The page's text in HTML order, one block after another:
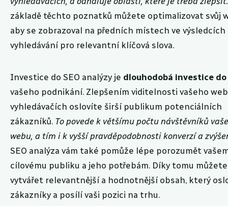
základě těchto poznatků můžete optimalizovat svůj
aby se zobrazoval na předních místech ve výsledcích
vyhledávání pro relevantní klíčová slova.
Investice do SEO analýzy je dlouhodobá investice
vašeho podnikání. Zlepšením viditelnosti vašeho
vyhledávačích oslovíte širší publikum potenciálních
zákazníků. To povede k většímu počtu návštěvníků
webu, a tím i k vyšší pravděpodobnosti konverzí a
SEO analýza vám také pomůže lépe porozumět
cílovému publiku a jeho potřebám. Díky tomu můžete
vytvářet relevantnější a hodnotnější obsah, který
zákazníky a posílí vaši pozici na trhu.